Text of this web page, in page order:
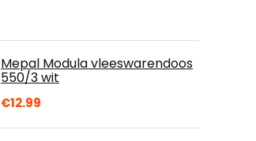
Mepal Modula vleeswarendoos
550/3 wit
€12.99